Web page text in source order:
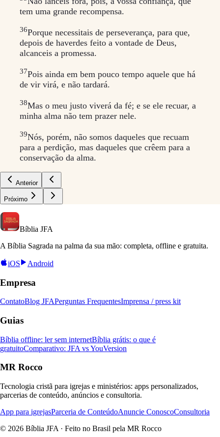
tem uma grande recompensa.
36Porque necessitais de perseverança, para que,
depois de haverdes feito a vontade de Deus,
alcanceis a promessa.
37Pois ainda em bem pouco tempo aquele que há
de vir virá, e não tardará.
38Mas o meu justo viverá da fé; e se ele recuar, a
minha alma não tem prazer nele.
39Nós, porém, não somos daqueles que recuam
para a perdição, mas daqueles que crêem para a
conservação da alma.
Anterior
Próximo
Bíblia JFA
A Bíblia Sagrada na palma da sua mão: completa, offline e gratuita.
iOS Android
Empresa
ContatoBlog JFAPerguntas FrequentesImprensa / press kit
Guias
Bíblia offline: ler sem internetBíblia grátis: o que é
gratuitoComparativo: JFA vs YouVersion
MR Rocco
Tecnologia cristã para igrejas e ministérios: apps personalizados,
parcerias de conteúdo, anúncios e consultoria.
App para igrejasParceria de ConteúdoAnuncie ConoscoConsultoria
© 2026 Bíblia JFA · Feito no Brasil pela MR Rocco